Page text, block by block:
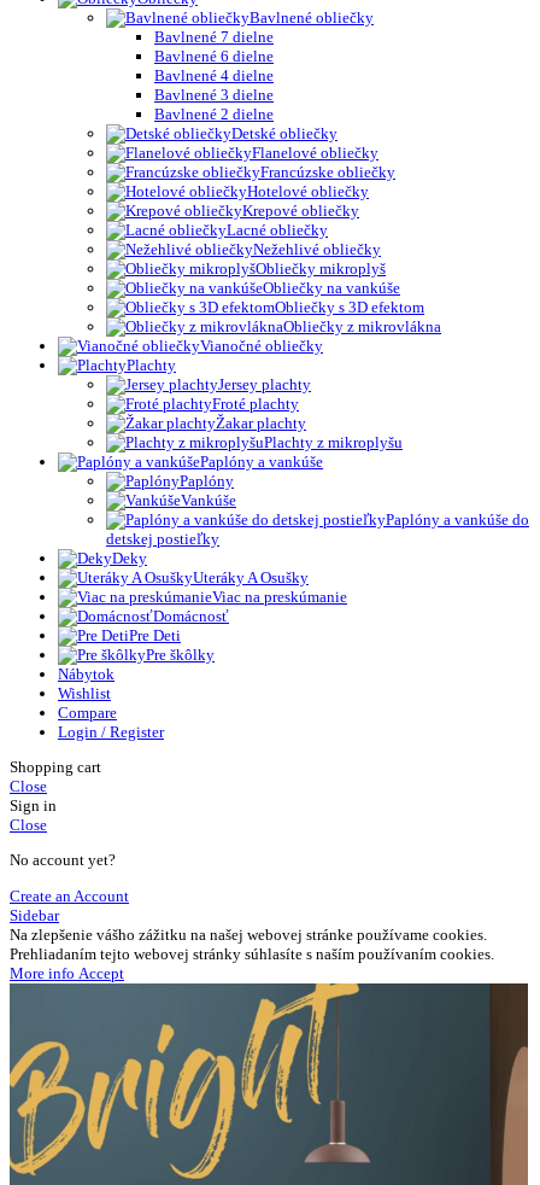
Bavlnené obliečky
Bavlnené 7 dielne
Bavlnené 6 dielne
Bavlnené 4 dielne
Bavlnené 3 dielne
Bavlnené 2 dielne
Detské obliečky
Flanelové obliečky
Francúzske obliečky
Hotelové obliečky
Krepové obliečky
Lacné obliečky
Nežehlivé obliečky
Obliečky mikroplyš
Obliečky na vankúše
Obliečky s 3D efektom
Obliečky z mikrovlákna
Vianočné obliečky
Plachty
Jersey plachty
Froté plachty
Žakar plachty
Plachty z mikroplyšu
Paplóny a vankúše
Paplóny
Vankúše
Paplóny a vankúše do
detskej postieľky
Deky
Uteráky A Osušky
Viac na preskúmanie
Domácnosť
Pre Deti
Pre škôlky
Nábytok
Wishlist
Compare
Login / Register
Shopping cart
Close
Sign in
Close
No account yet?
Create an Account
Sidebar
Na zlepšenie vášho zážitku na našej webovej stránke používame cookies.
Prehliadaním tejto webovej stránky súhlasíte s naším používaním cookies.
More info More
Accept